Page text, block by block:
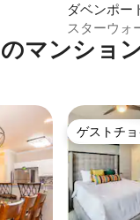
ダベンポー
スターウォ
たXLサイズ
泊先
マンショ
ゲストチ
ゲストチョ